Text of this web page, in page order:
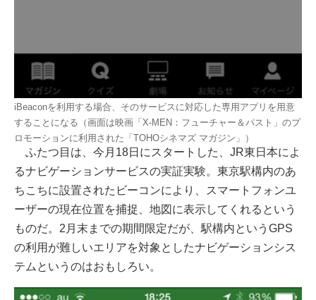
iBeaconを利用する場合、そのサービスに対応した専用アプリを用意
することになる（画面は映画「X-MEN：フューチャー＆パスト」のプ
ロモーションに利用された「TOHOシネマズ マガジン」）
ふたつ目は、今月18日にスタートした、JR東日本によ
るナビゲーションサービスの実証実験。東京駅構内のあ
ちこちに設置されたビーコンにより、スマートフォンユ
ーザーの現在位置を捕捉、地図に表示してくれるという
ものだ。2月末までの期間限定だが、駅構内というGPS
の利用が難しいエリアを対象としたナビゲーションシス
テムというのはおもしろい。